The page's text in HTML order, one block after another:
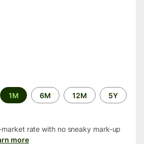
1M 6M 12M 5Y
rate with no sneaky mark-up
more